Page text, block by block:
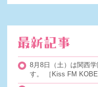
8月8日（土）は関西
す。
［Kiss FM KOBE